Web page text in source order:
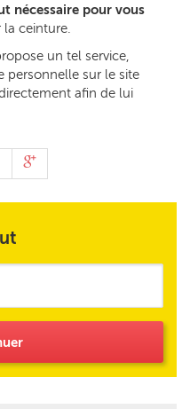
nécessaire pour vous
la ceinture.
un tel service,
personnelle sur le site
afin de lui